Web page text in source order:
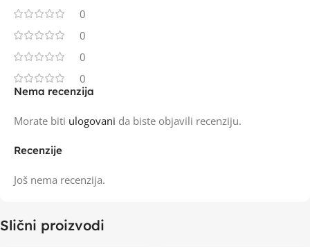
0
0
0
0
Recenzije
Još nema recenzija.
Nema recenzija
Morate biti ulogovani da biste objavili recenziju.
Slični proizvodi